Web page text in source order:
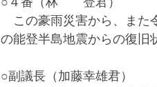
この豪雨災害から、また
の能登半島地震からの復旧
○副議長（加藤幸雄君）